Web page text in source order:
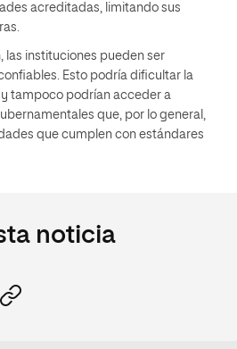
acreditadas, limitando sus
las instituciones pueden ser
Esto podría dificultar la
tampoco podrían acceder a
que, por lo general,
que cumplen con estándares
noticia